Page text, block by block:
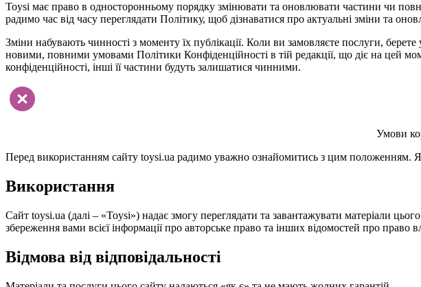
Toysi має право в односторонньому порядку змінювати та оновлювати частини чи
радимо час від часу переглядати Політику, щоб дізнаватися про актуальні зміни та
Зміни набувають чинності з моменту їх публікації. Коли ви замовляєте послуги,
новими, повними умовами Політики Конфіденційності в тій редакції, що діє на цей
конфіденційності, інші її частини будуть залишатися чинними.
Умови
Перед використанням сайту toysi.ua радимо уважно ознайомитись з цим положенням.
Використання
Сайт toysi.ua (далі – «Toysi») надає змогу переглядати та завантажувати матеріали
збереження вами всієї інформації про авторське право та інших відомостей про право
Відмова від відповідальності